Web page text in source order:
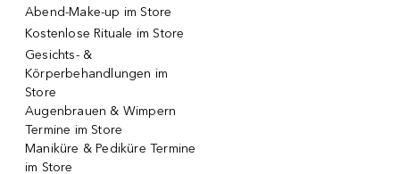
Abend-Make-up im Store
Kostenlose Rituale im Store
Gesichts- &
Körperbehandlungen im
Store
Augenbrauen & Wimpern
Termine im Store
Maniküre & Pediküre Termine
im Store